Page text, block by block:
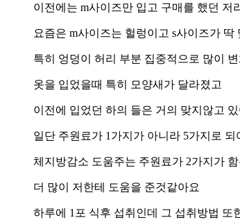
이전에는 m사이즈만 입고 구매를 했던 저
요즘은 m사이즈는 헐렁이고 s사이즈가 딱
특히 엉덩이 허리 부분 집중적으로 많이
옷을 입었을때 특히 모양새가 달라졌고
이전에 입었던 하의 들은 거의 맞지않고 있
일단 주원료가 1가지가 아니라 5가지로 되
체지방감소 도움주는 주원료가 2가지가
더 많이 저한테 도움을 준것같아요
하루에 1포 식후 섭취인데 그 섭취방법 또